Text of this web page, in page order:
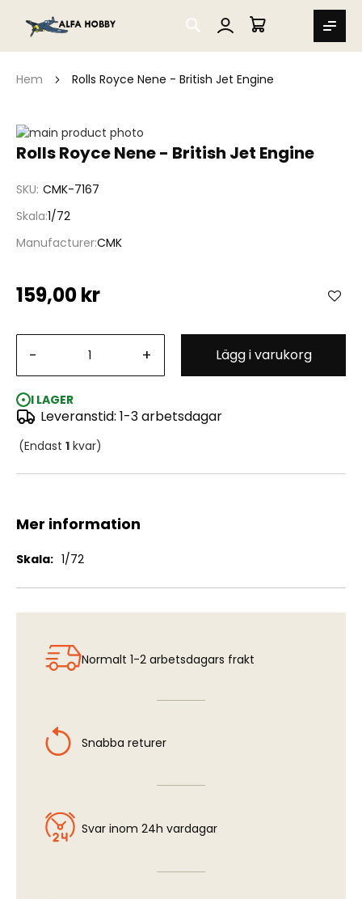
SEARCH
MIN VARUKORG
Hem Rolls Royce Nene - British Jet Engine
Rolls Royce Nene - British Jet Engine
SKU CMK-7167
Skala 1/72
ManufacturerCMK
159,00 kr
- + Lägg i varukorg
I LAGER
Leveranstid: 1-3 arbetsdagar
(Endast 1 kvar)
Hoppa
till
bildgalleriet
Hoppa
av
bildgalleriet
Mer information
Mer
1/72
Normalt 1-2 arbetsdagars frakt
Snabba returer
Svar inom 24h vardagar